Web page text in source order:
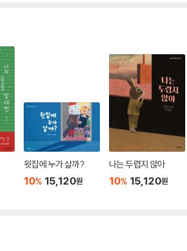
윗집에 누가 살까?
10% 15,120원
나는 두렵지 않아
10% 15,120원